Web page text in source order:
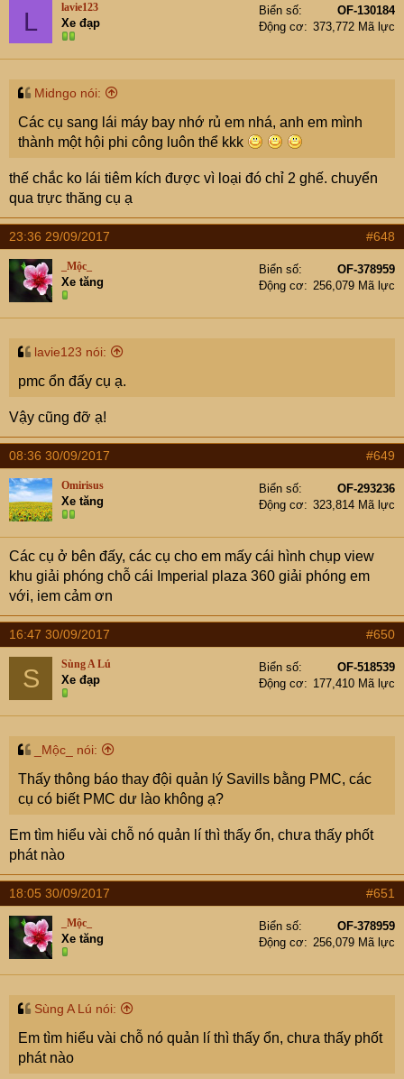
L lavie123
Xe đạp
Biển số
OF-130184
Động cơ
373,772 Mã lực
Midngo nói:
Các cụ sang lái máy bay nhớ rủ em nhá, anh em mình
thành một hội phi công luôn thể kkk
thế chắc ko lái tiêm kích được vì loại đó chỉ 2 ghế. chuyển
qua trực thăng cụ ạ
23:36 29/09/2017 #648
_Mộc_
Xe tăng
Biển số
OF-378959
Động cơ
256,079 Mã lực
lavie123 nói:
pmc ổn đấy cụ ạ.
Vậy cũng đỡ ạ!
08:36 30/09/2017 #649
Omirisus
Xe tăng
Biển số
OF-293236
Động cơ
323,814 Mã lực
Các cụ ở bên đấy, các cụ cho em mấy cái hình chụp view
khu giải phóng chỗ cái Imperial plaza 360 giải phóng em
với, iem cảm ơn
16:47 30/09/2017 #650
S Sùng A Lú
Xe đạp
Biển số
OF-518539
Động cơ
177,410 Mã lực
_Mộc_ nói:
Thấy thông báo thay đội quản lý Savills bằng PMC, các
cụ có biết PMC dư lào không ạ?
Em tìm hiểu vài chỗ nó quản lí thì thấy ổn, chưa thấy phốt
phát nào
18:05 30/09/2017 #651
_Mộc_
Xe tăng
Biển số
OF-378959
Động cơ
256,079 Mã lực
Sùng A Lú nói:
Em tìm hiểu vài chỗ nó quản lí thì thấy ổn, chưa thấy phốt
phát nào